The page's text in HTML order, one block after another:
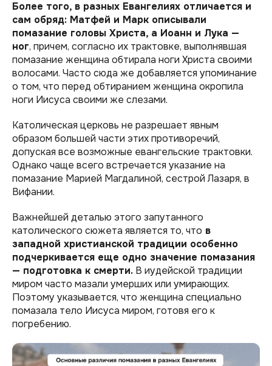
Более того, в разных Евангелиях отличается и
сам обряд: Матфей и Марк описывали
помазание головы Христа, а Иоанн и Лука —
ног, причем, согласно их трактовке, выполнявшая
помазание женщина обтирала ноги Христа своими
волосами. Часто сюда же добавляется упоминание
о том, что перед обтиранием женщина окропила
ноги Иисуса своими же слезами.
Католическая церковь не разрешает явным
образом большей части этих противоречий,
допуская все возможные евангельские трактовки.
Однако чаще всего встречается указание на
помазание Марией Магдалиной, сестрой Лазаря, в
Вифании.
Важнейшей деталью этого запутанного
католического сюжета является то, что в
западной христианской традиции особенно
подчеркивается еще одно значение помазания
— подготовка к смерти. В иудейской традиции
миром часто мазали умерших или умирающих.
Поэтому указывается, что женщина специально
помазала тело Иисуса миром, готовя его к
погребению.